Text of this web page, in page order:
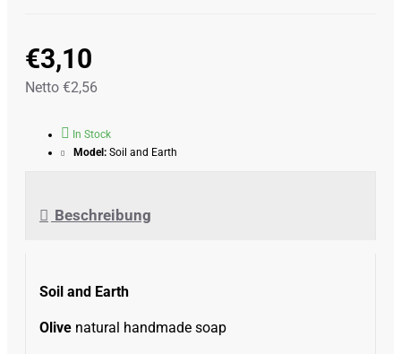
€3,10
Netto €2,56
In Stock
Model: Soil and Earth
Beschreibung
Soil and Earth
Olive natural handmade soap